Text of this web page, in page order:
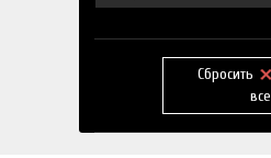
Сбросить
все